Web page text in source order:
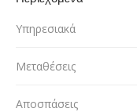
Υπηρεσιακά
Μεταθέσεις
Αποσπάσεις